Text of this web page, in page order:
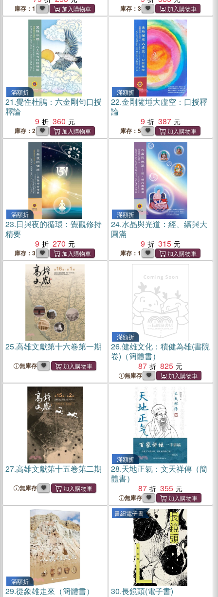
庫存：1 庫存：3
滿額折
21.覺性杜鵑：六金剛句口授
釋論
9
360
庫存：2
滿額折
22.金剛薩埵大虛空：口授釋
論
9
387
庫存：5
滿額折
23.日與夜的循環：覺觀修持
精要
9
270
庫存：3
滿額折
24.水晶與光道：經、續與大
圓滿
9
315
庫存：1
25.高雄文獻第十六卷第一期
無庫存
滿額折
26.健雄文化：積健為雄(書院
卷)（簡體書）
87
825
無庫存
27.高雄文獻第十五卷第二期
無庫存
滿額折
28.天地正氣：文天祥傳（簡
體書）
87
355
無庫存
滿額折
29.從象雄走來（簡體書）
書紐電子書
30.長鏡頭(電子書)